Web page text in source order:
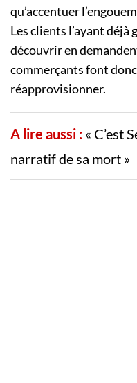
qu’accentuer
Les clients l’ayant
découvrir en
commerçants font
réapprovisionner.
A lire aussi : « C’est
narratif de sa mort »